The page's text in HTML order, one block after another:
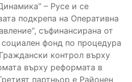
– Русе и се
подкрепа на Оперативна
съфинансирана от
фонд по процедура
контрол върху
върху реформата в
партньор е Районен